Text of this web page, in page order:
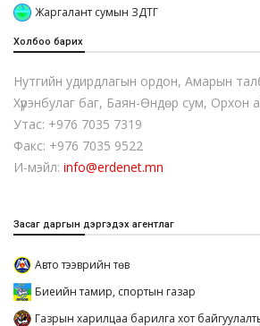
Жаргалант сумын ЗДТГ
Холбоо барих
Нутгийн удирдлагын ордон, Амарын
Хүрэнбулаг баг, Баян-Өндөр сум, Орхон
Утас: +976 7035 7319
Факс: +976 7035 9522
И-мэйл: info@erdenet.mn
Засаг даргын дэргэдэх агентлаг
Авто тээврийн төв
Биеийн тамир, спортын газар
Газрын харилцаа барилга хот